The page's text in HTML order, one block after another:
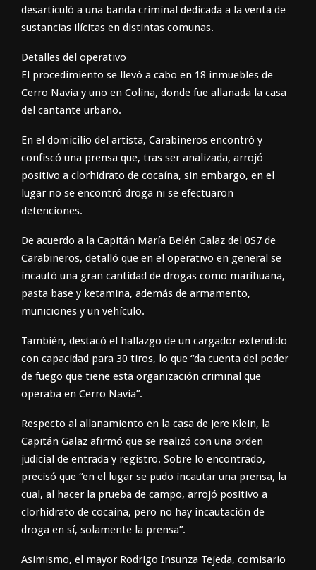
desarticuló a una banda criminal dedicada a la venta de
sustancias ilícitas en distintas comunas.
Detalles del operativo
El procedimiento se llevó a cabo en 18 inmuebles de
Cerro Navia y uno en Colina, donde fue allanada la casa
del cantante urbano.
En el domicilio del artista, Carabineros encontró y
confiscó una prensa que, tras ser analizada, arrojó
positivo a clorhidrato de cocaína, sin embargo, en el
lugar no se encontró droga ni se efectuaron
detenciones.
De acuerdo a la Capitán María Belén Galaz del 0S7 de
Carabineros, detalló que en el operativo en general se
incautó una gran cantidad de drogas como marihuana,
pasta base y ketamina, además de armamento,
municiones y un vehículo.
También, destacó el hallazgo de un cargador extendido
con capacidad para 30 tiros, lo que “da cuenta del poder
de fuego que tiene esta organización criminal que
operaba en Cerro Navia”.
Respecto al allanamiento en la casa de Jere Klein, la
Capitán Galaz afirmó que se realizó con una orden
judicial de entrada y registro. Sobre lo encontrado,
precisó que “en el lugar se pudo incautar una prensa, la
cual, al hacer la prueba de campo, arrojó positivo a
clorhidrato de cocaína, pero no hay incautación de
droga en sí, solamente la prensa”.
Asimismo, el mayor Rodrigo Insunza Tejeda, comisario